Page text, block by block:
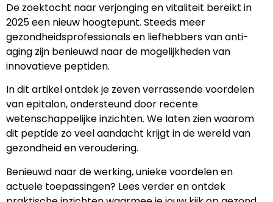
De zoektocht naar verjonging en vitaliteit bereikt in
2025 een nieuw hoogtepunt. Steeds meer
gezondheidsprofessionals en liefhebbers van anti-
aging zijn benieuwd naar de mogelijkheden van
innovatieve peptiden.
In dit artikel ontdek je zeven verrassende voordelen
van epitalon, ondersteund door recente
wetenschappelijke inzichten. We laten zien waarom
dit peptide zo veel aandacht krijgt in de wereld van
gezondheid en veroudering.
Benieuwd naar de werking, unieke voordelen en
actuele toepassingen? Lees verder en ontdek